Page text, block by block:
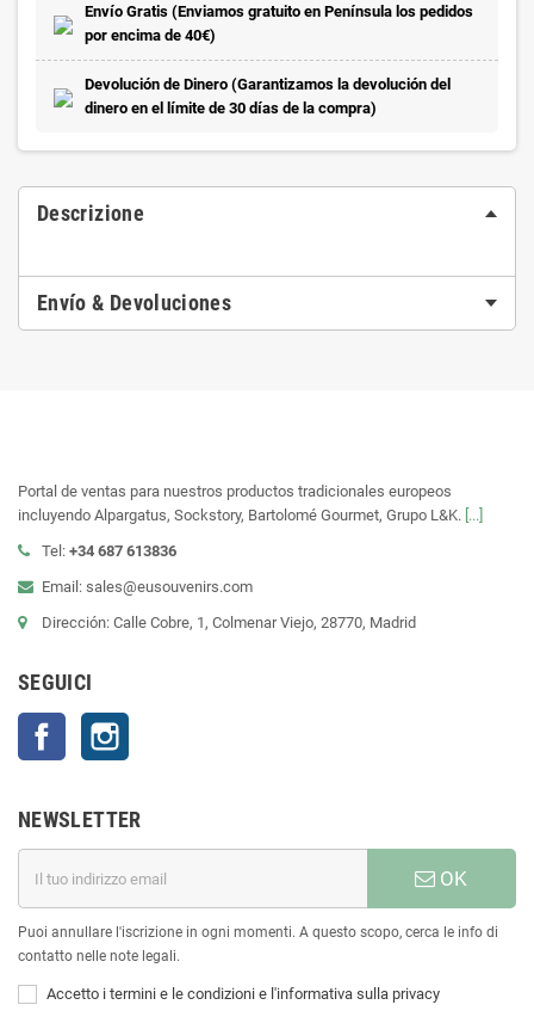
Envío Gratis (Enviamos gratuito en Península los pedidos
por encima de 40€)
Devolución de Dinero (Garantizamos la devolución del
dinero en el límite de 30 días de la compra)
Descrizione
Envío & Devoluciones
Portal de ventas para nuestros productos tradicionales europeos
incluyendo Alpargatus, Sockstory, Bartolomé Gourmet, Grupo L&K. [...]
Tel: +34 687 613836
Email: sales@eusouvenirs.com
Dirección: Calle Cobre, 1, Colmenar Viejo, 28770, Madrid
SEGUICI
Facebook
NEWSLETTER
OK
Puoi annullare l'iscrizione in ogni momenti. A questo scopo, cerca le info di
contatto nelle note legali.
Accetto i termini e le condizioni e l'informativa sulla privacy